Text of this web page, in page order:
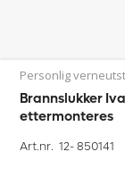
Personlig
Brannslukker
ettermonteres
Art.nr. 12-850141